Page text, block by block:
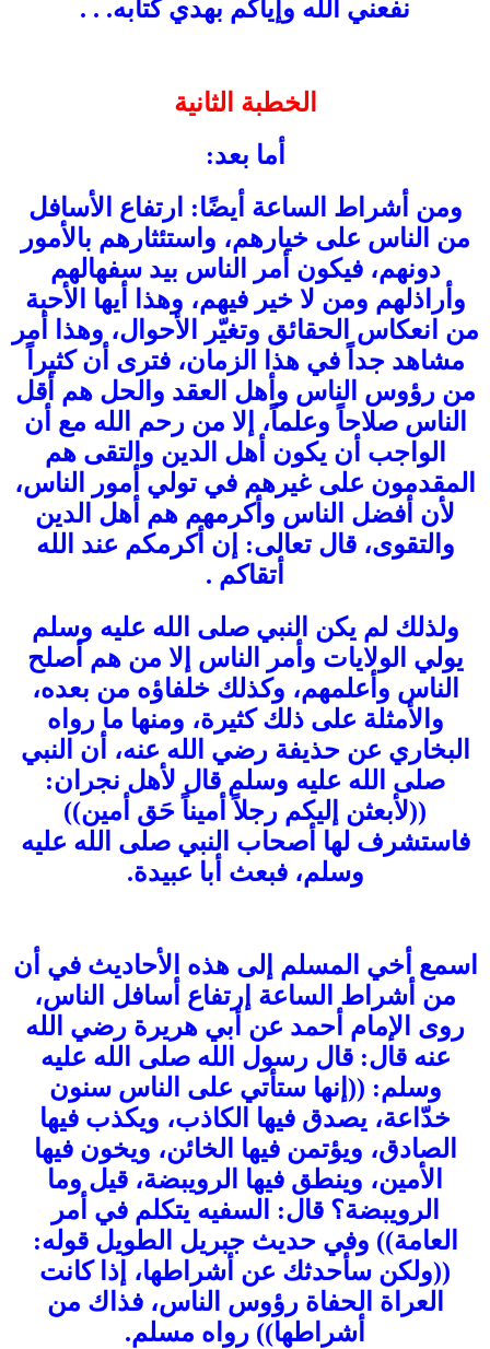
نفعني الله وإياكم بهدي كتابه. . .
الخطبة الثانية
أما بعد:
ومن أشراط الساعة أيضًا: ارتفاع الأسافل
من الناس على خيارهم، واستئثارهم بالأمور
دونهم، فيكون أمر الناس بيد سفهالهم
وأراذلهم ومن لا خير فيهم، وهذا أيها الأحبة
من انعكاس الحقائق وتغيّر الأحوال، وهذا أمر
مشاهد جداً في هذا الزمان، فترى أن كثيراً
من رؤوس الناس وأهل العقد والحل هم أقل
الناس صلاحاً وعلماً، إلا من رحم الله مع أن
الواجب أن يكون أهل الدين والتقى هم
المقدمون على غيرهم في تولي أمور الناس،
لأن أفضل الناس وأكرمهم هم أهل الدين
والتقوى، قال تعالى: إن أكرمكم عند الله
أتقاكم .
ولذلك لم يكن النبي صلى الله عليه وسلم
يولي الولايات وأمر الناس إلا من هم أصلح
الناس وأعلمهم، وكذلك خلفاؤه من بعده،
والأمثلة على ذلك كثيرة، ومنها ما رواه
البخاري عن حذيفة رضي الله عنه، أن النبي
صلى الله عليه وسلم قال لأهل نجران:
((لأبعثن إليكم رجلاً أميناً حَق أمين))
فاستشرف لها أصحاب النبي صلى الله عليه
وسلم، فبعث أبا عبيدة.
اسمع أخي المسلم إلى هذه الأحاديث في أن
من أشراط الساعة إرتفاع أسافل الناس،
روى الإمام أحمد عن أبي هريرة رضي الله
عنه قال: قال رسول الله صلى الله عليه
وسلم: ((إنها ستأتي على الناس سنون
خدّاعة، يصدق فيها الكاذب، ويكذب فيها
الصادق، ويؤتمن فيها الخائن، ويخون فيها
الأمين، وينطق فيها الرويبضة، قيل وما
الرويبضة؟ قال: السفيه يتكلم في أمر
العامة)) وفي حديث جبريل الطويل قوله:
((ولكن سأحدثك عن أشراطها، إذا كانت
العراة الحفاة رؤوس الناس، فذاك من
أشراطها)) رواه مسلم.